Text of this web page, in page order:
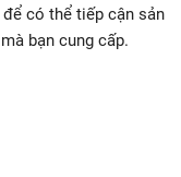
có thể tiếp cận sản
bạn cung cấp.